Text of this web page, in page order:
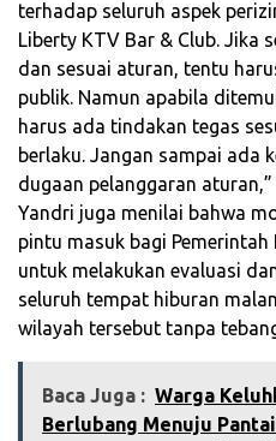
terhadap seluruh aspek
Liberty KTV Bar & Club. Jika
dan sesuai aturan, tentu
publik. Namun apabila
harus ada tindakan tegas
berlaku. Jangan sampai ada
dugaan pelanggaran
Yandri juga menilai bahwa
pintu masuk bagi
untuk melakukan evaluasi
seluruh tempat hiburan
wilayah tersebut tanpa
Baca Juga : Warga
Berlubang Menuju